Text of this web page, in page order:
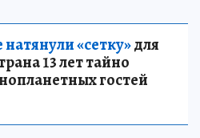
«сетку»для
13 лет тайно
гостей